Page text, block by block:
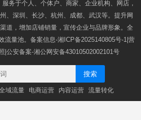
服务于个人、个体户、商家、企业机构、网店，
、深圳、长沙、杭州、成都、武汉等。提升网
道，增加店铺销量，宣传企业与品牌形象。全
流量池。备案信息-湘ICP备2025140805号-1 |营
|公安备案-湘公网安备43010502002101号
搜索
域流量 电商运营 内容运营 流量转化